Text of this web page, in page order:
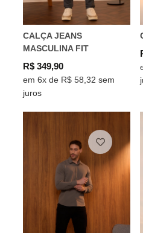
CALÇA JEANS
MASCULINA FIT
R$ 349,90
em 6x de R$ 58,32 sem
juros